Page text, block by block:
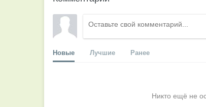
Новые Лучшие Ранее
Никто ещё не